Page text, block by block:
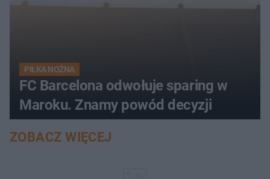
PIŁKA NOŻNA
FC Barcelona odwołuje sparing w
Maroku. Znamy powód decyzji
ZOBACZ WIĘCEJ